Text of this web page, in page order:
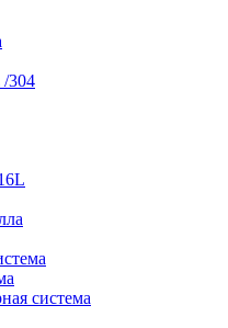
/304
система